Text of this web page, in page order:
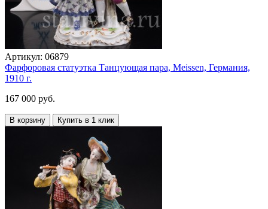
Артикул: 06879
Фарфоровая статуэтка Танцующая пара, Meissen, Германия,
1910 г.
167 000 руб.
В корзину Купить в 1 клик